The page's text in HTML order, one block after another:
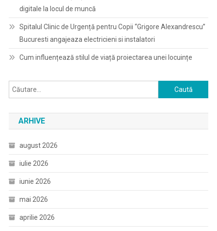
digitale la locul de muncă
Spitalul Clinic de Urgență pentru Copii “Grigore Alexandrescu”
Bucuresti angajeaza electricieni si instalatori
Cum influențează stilul de viață proiectarea unei locuințe
Caută
după:
ARHIVE
august 2026
iulie 2026
iunie 2026
mai 2026
aprilie 2026